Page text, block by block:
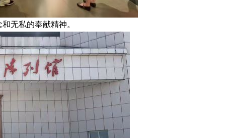
无私的奉献精神。